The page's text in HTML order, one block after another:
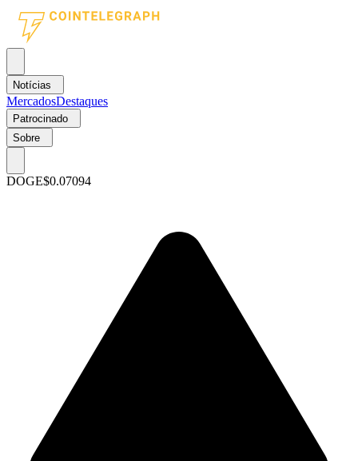
Notícias
MercadosDestaques
Patrocinado
Sobre
DOGE$0.07094